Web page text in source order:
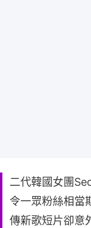
二代韓國女團
令一眾粉絲相當
傳新歌短片卻意